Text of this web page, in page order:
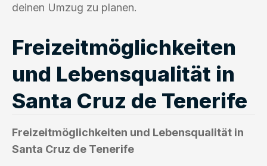
deinen Umzug zu planen.
Freizeitmöglichkeiten
und Lebensqualität in
Santa Cruz de Tenerife
Freizeitmöglichkeiten und Lebensqualität in
Santa Cruz de Tenerife